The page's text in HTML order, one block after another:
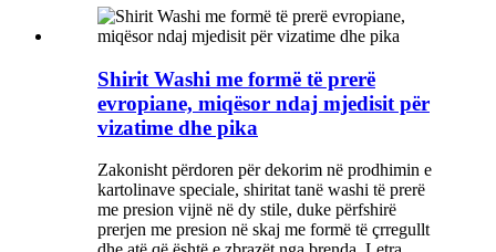
Shirit Washi me formë të prerë
evropiane, miqësor ndaj mjedisit për
vizatime dhe pika
Zakonisht përdoren për dekorim në prodhimin e
kartolinave speciale, shiritat tanë washi të prerë
me presion vijnë në dy stile, duke përfshirë
prerjen me presion në skaj me formë të çrregullt